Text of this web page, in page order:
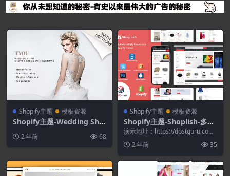
Shopify主题 模板资源
Shopify主题-Wedding Sho
2 年前 68
Shopify主题 模板资源
Shopify主题-Shoplish-多功
能超市Shopify主题
演示地址：https://dostguru.com/
2 年前 35